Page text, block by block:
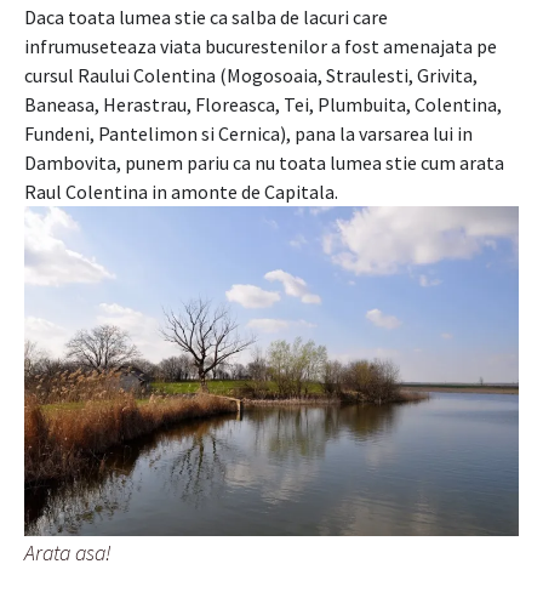
Daca toata lumea stie ca salba de lacuri care
infrumuseteaza viata bucurestenilor a fost amenajata pe
cursul Raului Colentina (Mogosoaia, Straulesti, Grivita,
Baneasa, Herastrau, Floreasca, Tei, Plumbuita, Colentina,
Fundeni, Pantelimon si Cernica), pana la varsarea lui in
Dambovita, punem pariu ca nu toata lumea stie cum arata
Raul Colentina in amonte de Capitala.
Arata asa!